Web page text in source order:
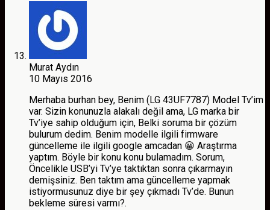
Murat Aydın
10 Mayıs 2016
Merhaba burhan bey, Benim (LG 43UF7787) Model Tv’im
var. Sizin konunuzla alakalı değil ama, LG marka bir
Tv’iye sahip olduğum için, Belki soruma bir çözüm
bulurum dedim. Benim modelle ilgili firmware
güncelleme ile ilgili google amcadan 😀 Araştırma
yaptım. Böyle bir konu konu bulamadım. Sorum,
Öncelikle USB’yi Tv’ye taktıktan sonra çıkarmayın
demişsiniz. Ben taktım ama güncelleme yapmak
istiyormusunuz diye bir şey çıkmadı Tv’de. Bunun
bekleme süresi varmı?.